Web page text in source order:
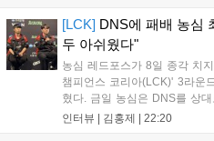
[LCK] DNS에 패배 농심
두 아쉬웠다"
농심 레드포스가 8일 종각 치
챔피언스 코리아(LCK)' 3라운
혔다. 금일 농심은 DNS를 상
패를 당하고 말았다. 이하 농심
인터뷰 | 김홍제 | 22:20